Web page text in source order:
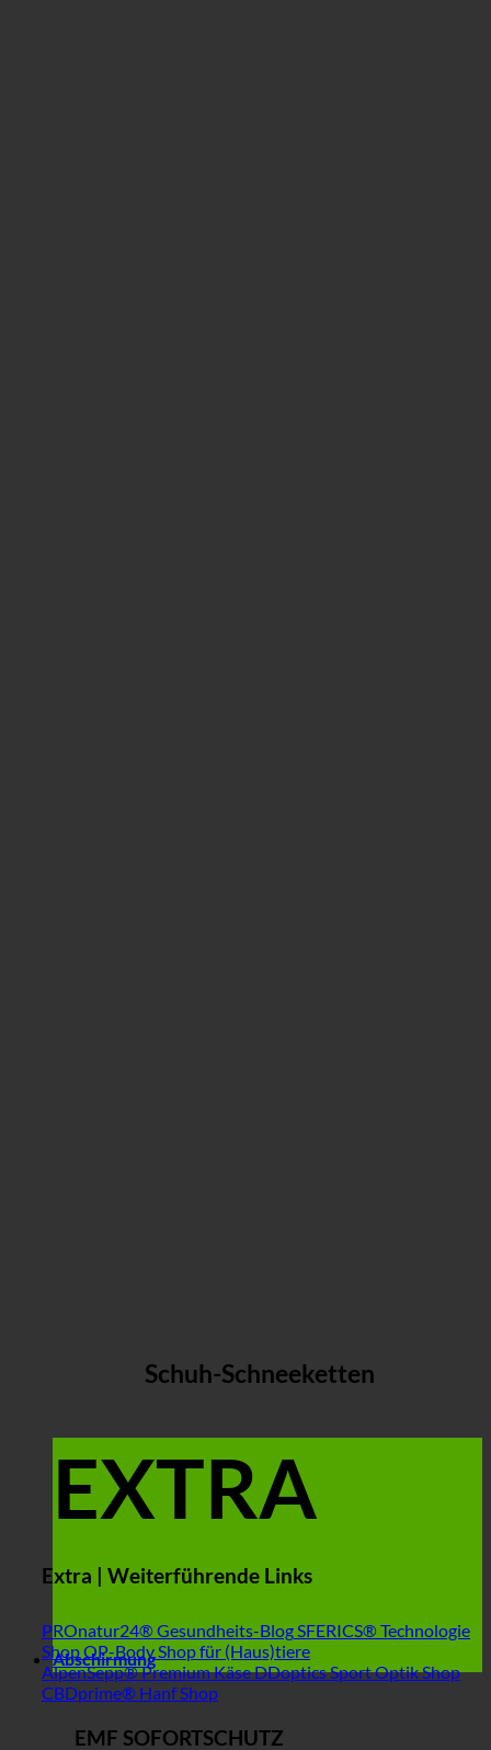
Schuh-Schneeketten
EXTRA
Extra | Weiterführende Links
PROnatur24® Gesundheits-Blog SFERICS® Technologie
ShopOP-Body Shop für (Haus)tiere
AlpenSepp® Premium KäseDDoptics Sport Optik Shop
CBDprime® Hanf Shop
Abschirmung
EMF SOFORTSCHUTZ